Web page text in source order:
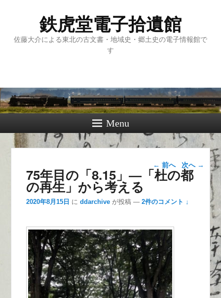
鉄虎堂電子拾遺館
佐藤大介による東北の古文書・地域史・郷土史の電子情報館で
す
Menu
投稿ナビゲー
ション
← 前へ 次へ →
75年目の「8.15」―「杜の都
の再生」から考える
2020年8月15日 に ddarchive が投稿 —2件のコメント ↓